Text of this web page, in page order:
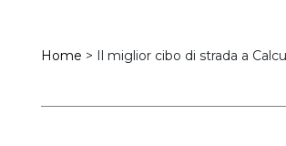
Home > Il miglior cibo di strada a